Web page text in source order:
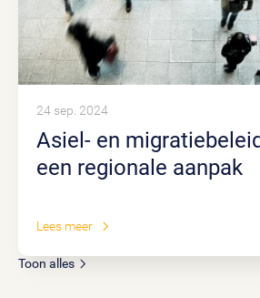
Asiel- en migratiebeleid vraagt om
een regionale aanpak
24 sep. 2024
Lees meer
Toon alles